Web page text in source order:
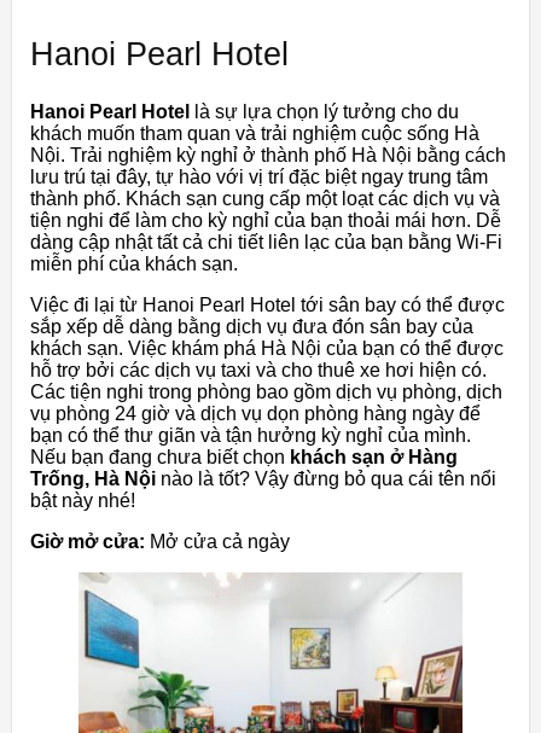
Hanoi Pearl Hotel
Hanoi Pearl Hotel
là sự lựa chọn lý tưởng cho du
khách muốn tham quan và trải nghiệm cuộc sống Hà
Nội. Trải nghiệm kỳ nghỉ ở thành phố Hà Nội bằng cách
lưu trú tại đây, tự hào với vị trí đặc biệt ngay trung tâm
thành phố. Khách sạn cung cấp một loạt các dịch vụ và
tiện nghi để làm cho kỳ nghỉ của bạn thoải mái hơn. Dễ
dàng cập nhật tất cả chi tiết liên lạc của bạn bằng Wi-Fi
miễn phí của khách sạn.
Việc đi lại từ Hanoi Pearl Hotel tới sân bay có thể được
sắp xếp dễ dàng bằng dịch vụ đưa đón sân bay của
khách sạn. Việc khám phá Hà Nội của bạn có thể được
hỗ trợ bởi các dịch vụ taxi và cho thuê xe hơi hiện có.
Các tiện nghi trong phòng bao gồm dịch vụ phòng, dịch
vụ phòng 24 giờ và dịch vụ dọn phòng hàng ngày để
bạn có thể thư giãn và tận hưởng kỳ nghỉ của mình.
Nếu bạn đang chưa biết chọn khách sạn ở Hàng
Trống, Hà Nội nào là tốt? Vậy đừng bỏ qua cái tên nổi
bật này nhé!
Giờ mở cửa: Mở cửa cả ngày